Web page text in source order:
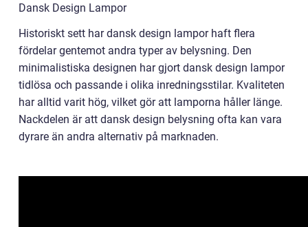
Dansk Design Lampor
Historiskt sett har dansk design lampor haft flera
fördelar gentemot andra typer av belysning. Den
minimalistiska designen har gjort dansk design lampor
tidlösa och passande i olika inredningsstilar. Kvaliteten
har alltid varit hög, vilket gör att lamporna håller länge.
Nackdelen är att dansk design belysning ofta kan vara
dyrare än andra alternativ på marknaden.